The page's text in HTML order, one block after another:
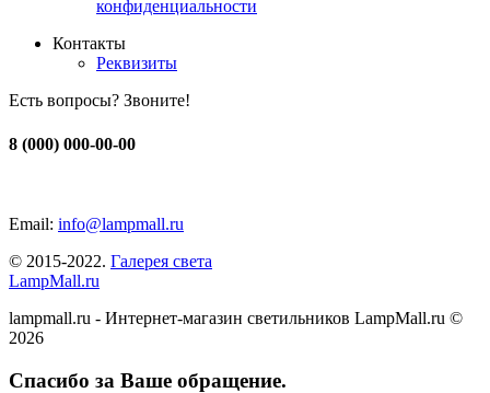
конфиденциальности
Контакты
Реквизиты
Есть вопросы? Звоните!
8 (000) 000-00-00
Email: info@lampmall.ru
© 2015-2022. Галерея света
LampMall.ru
lampmall.ru - Интернет-магазин светильников LampMall.ru ©
2026
Спасибо за Ваше обращение.